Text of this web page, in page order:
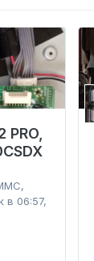
PRO,
в 06:57,